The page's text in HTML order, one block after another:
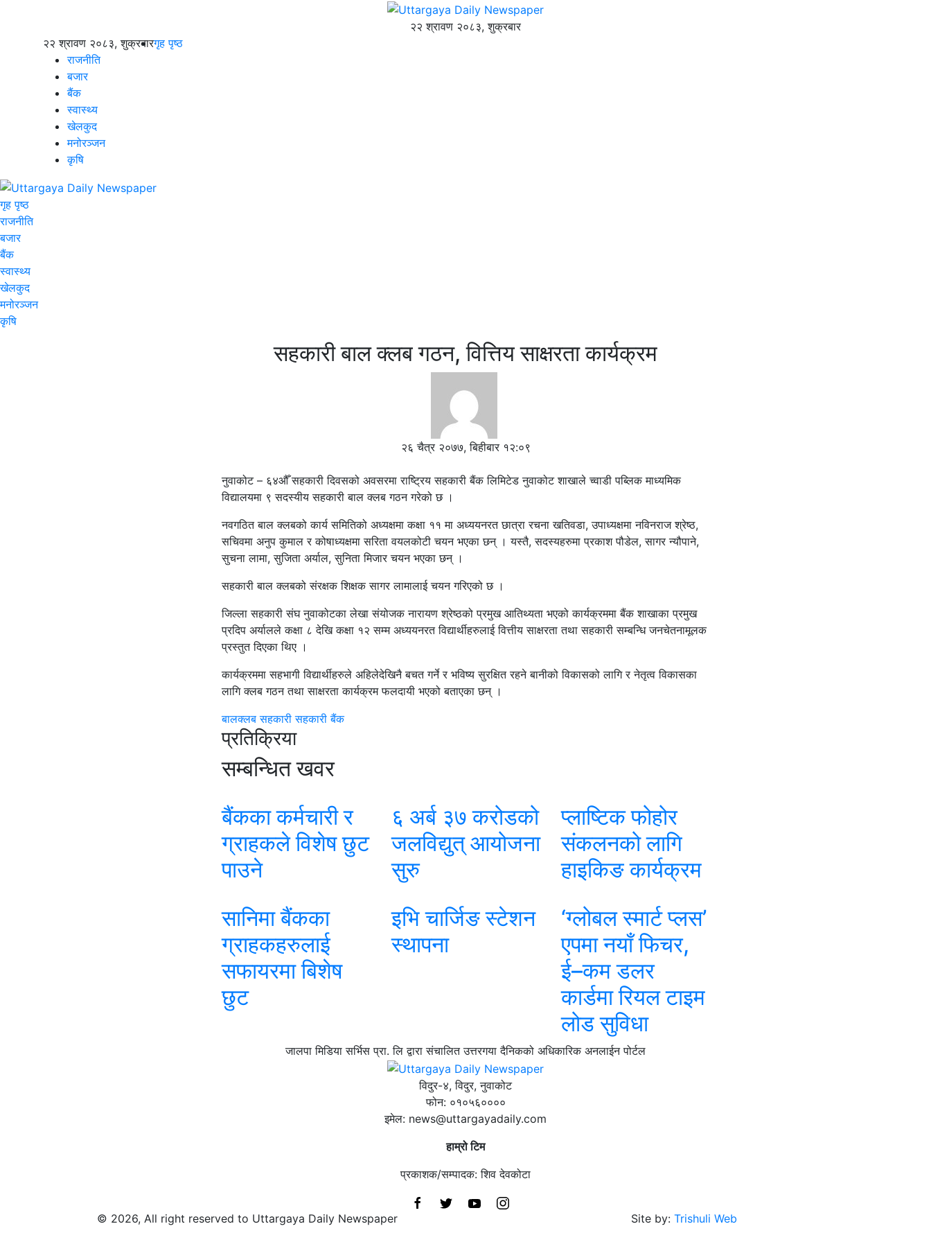
२२ श्रावण २०८३, शुक्रबार
२२ श्रावण २०८३, शुक्रबारगृह पृष्ठ
राजनीति
बजार
बैंक
स्वास्थ्य
खेलकुद
मनोरञ्जन
कृषि
गृह पृष्ठ
राजनीति
बजार
बैंक
स्वास्थ्य
खेलकुद
मनोरञ्जन
कृषि
सहकारी बाल क्लब गठन, वित्तिय साक्षरता कार्यक्रम
२६ चैत्र २०७७, बिहीबार १२:०९
नुवाकोट – ६४औँ सहकारी दिवसको अवसरमा राष्ट्रिय सहकारी बैंक लिमिटेड नुवाकोट शाखाले च्वाडी पब्लिक माध्यमिक
विद्यालयमा ९ सदस्यीय सहकारी बाल क्लब गठन गरेको छ ।
नवगठित बाल क्लबको कार्य समितिको अध्यक्षमा कक्षा ११ मा अध्ययनरत छात्रा रचना खतिवडा, उपाध्यक्षमा नविनराज श्रेष्ठ,
सचिवमा अनुप कुमाल र कोषाध्यक्षमा सरिता वयलकोटी चयन भएका छन् । यस्तै, सदस्यहरुमा प्रकाश पौडेल, सागर न्यौपाने,
सुचना लामा, सुजिता अर्याल, सुनिता मिजार चयन भएका छन् ।
सहकारी बाल क्लबको संरक्षक शिक्षक सागर लामालाई चयन गरिएको छ ।
जिल्ला सहकारी संघ नुवाकोटका लेखा संयोजक नारायण श्रेष्ठको प्रमुख आतिथ्यता भएको कार्यक्रममा बैंक शाखाका प्रमुख
प्रदिप अर्यालले कक्षा ८ देखि कक्षा १२ सम्म अध्ययनरत विद्यार्थीहरुलाई वित्तीय साक्षरता तथा सहकारी सम्बन्धि जनचेतनामूलक
प्रस्तुत दिएका थिए ।
कार्यक्रममा सहभागी विद्यार्थीहरुले अहिलेदेखिनै बचत गर्ने र भविष्य सुरक्षित रहने बानीको विकासको लागि र नेतृत्व विकासका
लागि क्लब गठन तथा साक्षरता कार्यक्रम फलदायी भएको बताएका छन् ।
बालक्लबसहकारीसहकारी बैंक
प्रतिक्रिया
सम्बन्धित खवर
बैंकका कर्मचारी र
ग्राहकले विशेष छुट
पाउने
६ अर्ब ३७ करोडको
जलविद्युत् आयोजना
सुरु
प्लाष्टिक फोहोर
संकलनको लागि
हाइकिङ कार्यक्रम
सानिमा बैंकका
ग्राहकहरुलाई
सफायरमा बिशेष
छुट
इभि चार्जिङ स्टेशन
स्थापना
‘ग्लोबल स्मार्ट प्लस’
एपमा नयाँ फिचर,
ई–कम डलर
कार्डमा रियल टाइम
लोड सुविधा
जालपा मिडिया सर्भिस प्रा. लि द्वारा संचालित उत्तरगया दैनिकको अधिकारिक अनलाईन पोर्टल
विदुर-४, विदुर, नुवाकोट
फोन: ०१०५६००००
इमेल: news@uttargayadaily.com
हाम्रो टिम
प्रकाशक/सम्पादक: शिव देवकोटा
© 2026, All right reserved to Uttargaya Daily Newspaper Site by: Trishuli Web